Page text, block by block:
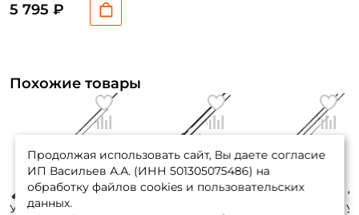
360см. до 90гр. /
5 795 ₽
Похожие товары
Удилище
Продолжая использовать сайт, Вы даете согласие
ИП Васильев А.А. (ИНН 501305075486) на
обработку файлов cookies и пользовательских
данных.